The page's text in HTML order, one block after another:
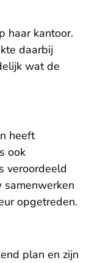
haar kantoor.
daarbij
wat de
heeft
ook
veroordeeld
opgetreden.
plan en zijn